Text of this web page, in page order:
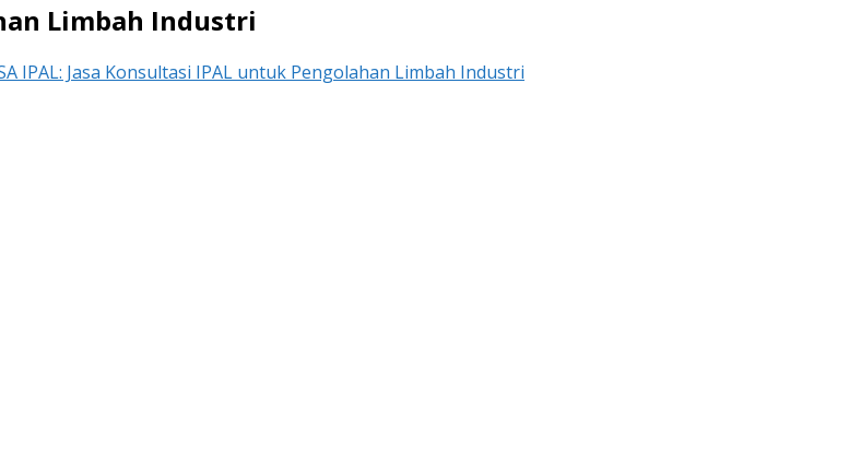
Limbah Industri
IPAL: Jasa Konsultasi IPAL untuk Pengolahan Limbah Industri